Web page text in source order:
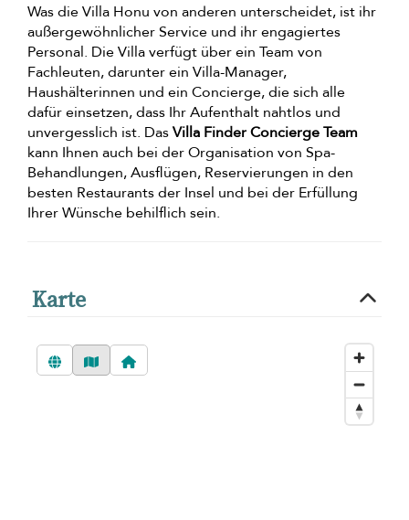
Was die Villa Honu von anderen unterscheidet, ist ihr
außergewöhnlicher Service und ihr engagiertes
Personal. Die Villa verfügt über ein Team von
Fachleuten, darunter ein Villa-Manager,
Haushälterinnen und ein Concierge, die sich alle
dafür einsetzen, dass Ihr Aufenthalt nahtlos und
unvergesslich ist. DasVilla Finder Concierge Team
kann Ihnen auch bei der Organisation von Spa-
Behandlungen, Ausflügen, Reservierungen in den
besten Restaurants der Insel und bei der Erfüllung
Ihrer Wünsche behilflich sein.
Karte